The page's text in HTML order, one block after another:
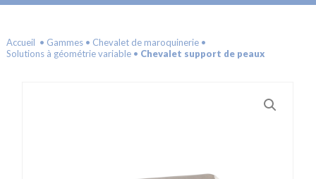
Accueil Gammes
Chevalet de maroquinerie
Solutions à géométrie variable
Chevalet support de peaux